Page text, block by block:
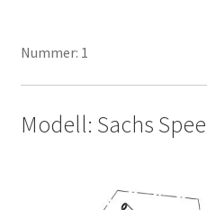
Nummer: 1
Modell: Sachs